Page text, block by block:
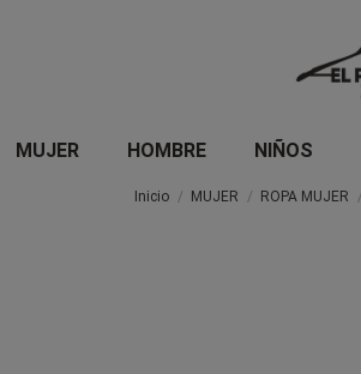
MUJER HOMBRE NIÑOS
Inicio MUJER ROPA MUJER